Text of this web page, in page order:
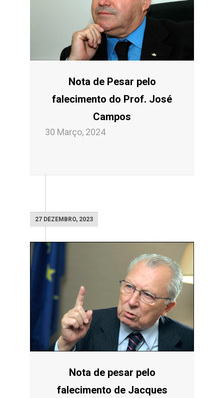
Nota de Pesar pelo
falecimento do Prof. José
Campos
30 Março, 2024
27 DEZEMBRO, 2023
Nota de pesar pelo
falecimento de Jacques